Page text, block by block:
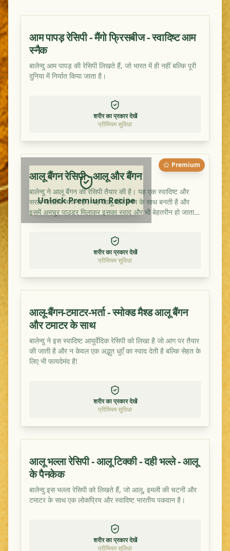
आम पापड़ रेसिपी - मैंगो फ्रिसबीज - स्वादिष्ट आम
स्नैक
बालेन्दु आम पापड़ की रेसिपी लिखते हैं, जो भारत में ही नहीं बल्कि पूरी
दुनिया में निर्यात किया जाता है।
शरीर का प्रकार देखें
प्रीमियम सुविधा
Premium
Unlock Premium Recipe
आलू बैंगन रेसिपी - आलू और बैंगन
बालेन्दु ने आलू बैंगन की रेसिपी तैयार की है। यह एक स्वादिष्ट और
सरल भारतीय व्यंजन है। यह आलू और बैंगन के साथ बनती है और
इसमें अमचूर पाउडर मिलाकर इसका स्वाद और भी बेहतरीन हो जाता
है।
शरीर का प्रकार देखें
प्रीमियम सुविधा
आलू-बैंगन-टमाटर-भर्ता - स्मोक्ड मैश्ड आलू बैंगन
और टमाटर के साथ
बालेन्दु ने इस स्वादिष्ट आयुर्वेदिक रेसिपी को लिखा है जो आग पर तैयार
की जाती है और न केवल एक अद्भुत धुएँ का स्वाद देती है बल्कि सेहत के
लिए भी फायदेमंद है!
शरीर का प्रकार देखें
प्रीमियम सुविधा
आलू भल्ला रेसिपी - आलू टिक्की - दही भल्ले - आलू
के पैनकेक
बालेन्दु इस भल्ला रेसिपी को लिखते हैं, जो आलू, इमली की चटनी और
टमाटर के साथ एक लोकप्रिय और स्वादिष्ट भारतीय पकवान है।
शरीर का प्रकार देखें
प्रीमियम सुविधा